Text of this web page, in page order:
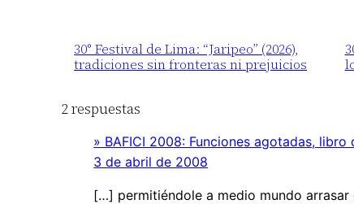
30° Festival de Lima: “Jaripeo” (2026),
tradiciones sin fronteras ni prejuicios
2 respuestas
» BAFICI 2008: Funciones agotadas,
3 de abril de 2008
[…] permitiéndole a medio mundo arrasar